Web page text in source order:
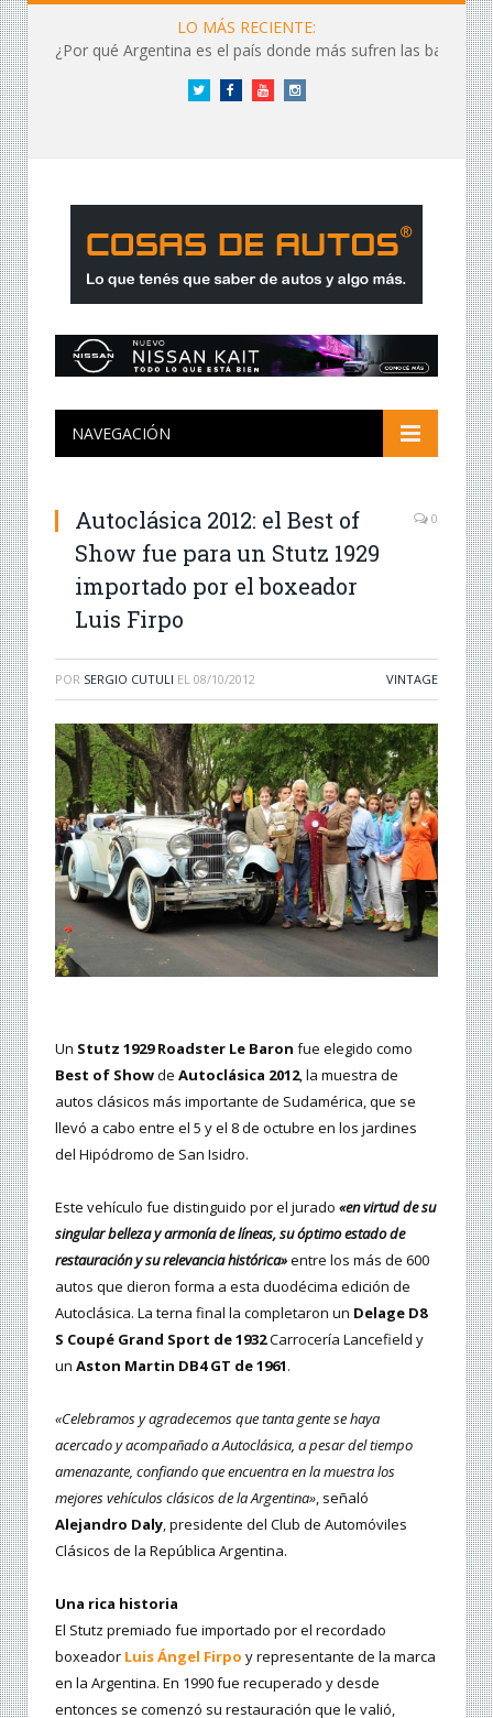
LO MÁS RECIENTE:
¿Por qué Argentina es el país donde más sufren las baterías?
Twitter FacebookYouTubeInstagram
NAVEGACIÓN
Autoclásica 2012: el Best of
Show fue para un Stutz 1929
importado por el boxeador
Luis Firpo
0
POR SERGIO CUTULI EL 08/10/2012 VINTAGE
Un Stutz 1929 Roadster Le Baron fue elegido como
Best of Showde Autoclásica 2012, la muestra de
autos clásicos más importante de Sudamérica, que se
llevó a cabo entre el 5 y el 8 de octubre en los jardines
del Hipódromo de San Isidro.
Este vehículo fue distinguido por el jurado «en virtud de su
singular belleza y armonía de líneas, su óptimo estado de
restauración y su relevancia histórica»entre los más de 600
autos que dieron forma a esta duodécima edición de
Autoclásica. La terna final la completaron un Delage D8
S Coupé Grand Sport de 1932Carrocería Lancefield y
un Aston Martin DB4 GT de 1961.
«Celebramos y agradecemos que tanta gente se haya
acercado y acompañado a Autoclásica, a pesar del tiempo
amenazante, confiando que encuentra en la muestra los
mejores vehículos clásicos de la Argentina», señaló
Alejandro Daly, presidente del Club de Automóviles
Clásicos de la República Argentina.
Una rica historia
El Stutz premiado fue importado por el recordado
boxeador Luis Ángel Firpo y representante de la marca
en la Argentina. En 1990 fue recuperado y desde
entonces se comenzó su restauración que le valió,